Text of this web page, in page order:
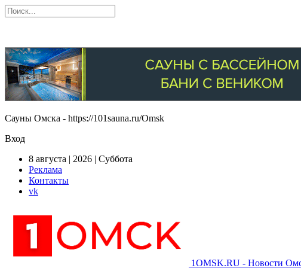
Сауны Омска - https://101sauna.ru/Omsk
Вход
8 августа | 2026 | Суббота
Реклама
Контакты
vk
1OMSK.RU - Новости